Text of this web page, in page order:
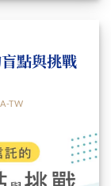
點與挑戰
TW